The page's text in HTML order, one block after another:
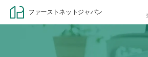
ファーストネットジャパン